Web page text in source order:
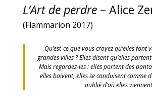
L’Art de perdre – Alice
(Flammarion 2017)
Qu’est-ce que vous croyez qu’elles font
grandes villes ? Elles disent qu’elles
Mais regardez-les : elles portent des
elles boivent, elles se conduisent comme
oublié d’où elles